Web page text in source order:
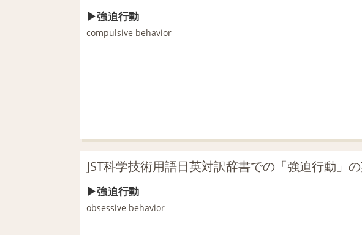
強迫行動
compulsive behavior
JST科学技術用語日英対訳辞書での「強迫行動」
強迫行動
obsessive behavior